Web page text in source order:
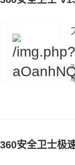
360安全卫士极